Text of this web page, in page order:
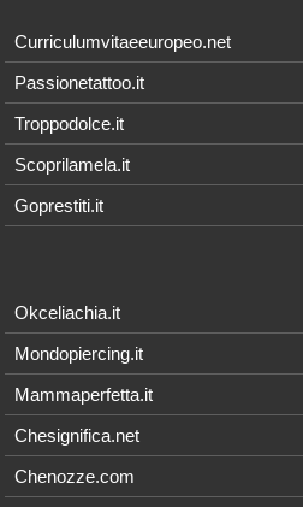
Curriculumvitaeeuropeo.net
Passionetattoo.it
Troppodolce.it
Scoprilamela.it
Goprestiti.it
Okceliachia.it
Mondopiercing.it
Mammaperfetta.it
Chesignifica.net
Chenozze.com